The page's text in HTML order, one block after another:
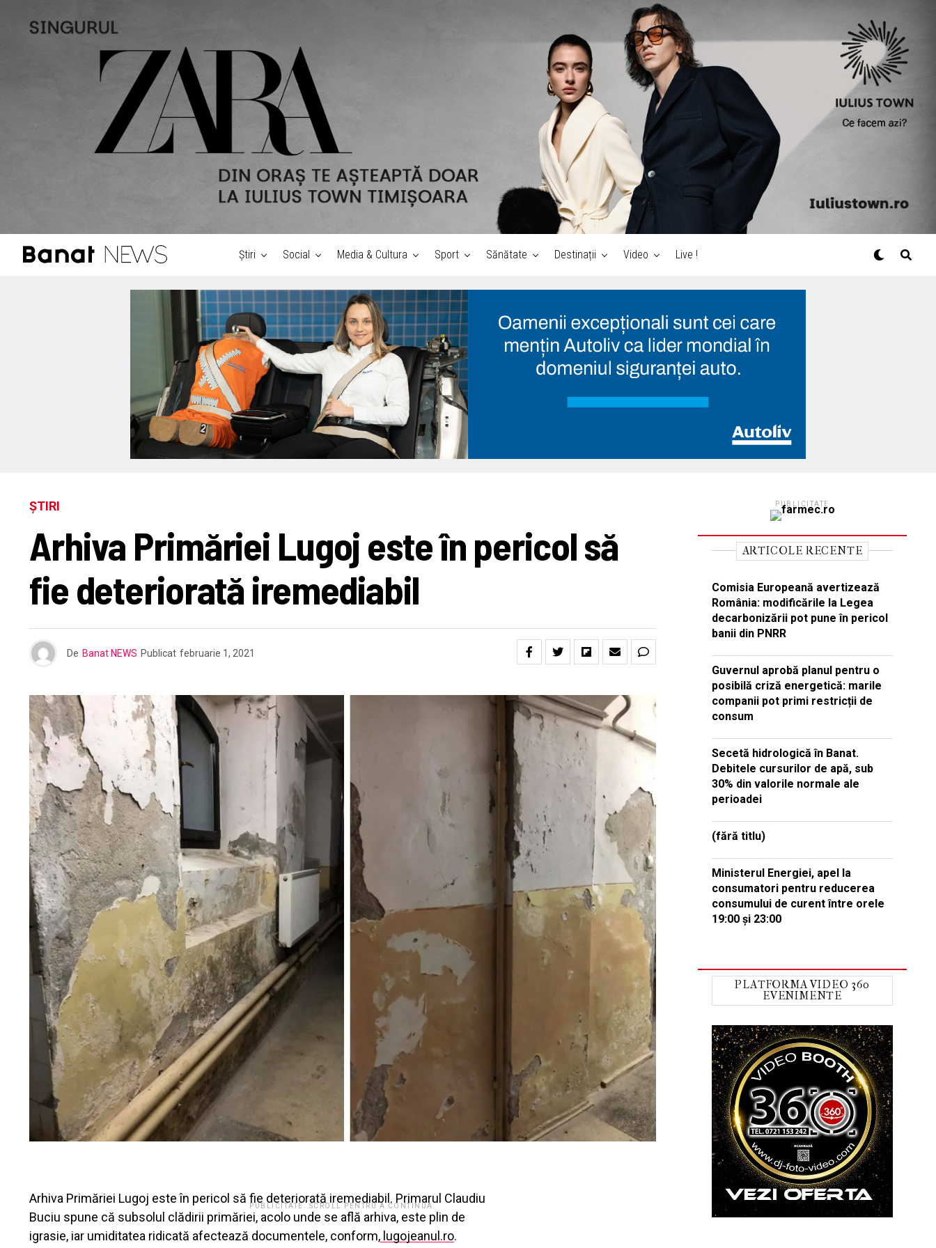
Știri Social Media & Cultura Sport Sănătate Destinații Video Live !
ȘTIRI
Arhiva Primăriei Lugoj este în pericol să
fie deteriorată iremediabil
De Banat NEWS Publicat februarie 1, 2021
Arhiva Primăriei Lugoj este în pericol să fie deteriorată iremediabil. Primarul Claudiu
Buciu spune că subsolul clădirii primăriei, acolo unde se află arhiva, este plin de
igrasie, iar umiditatea ridicată afectează documentele, conform, lugojeanul.ro.
PUBLICITATE. SCROLL PENTRU A CONTINUA.
PUBLICITATE
ARTICOLE RECENTE
Comisia Europeană avertizează
România: modificările la Legea
decarbonizării pot pune în pericol
banii din PNRR
Guvernul aprobă planul pentru o
posibilă criză energetică: marile
companii pot primi restricții de
consum
Secetă hidrologică în Banat.
Debitele cursurilor de apă, sub
30% din valorile normale ale
perioadei
(fără titlu)
Ministerul Energiei, apel la
consumatori pentru reducerea
consumului de curent între orele
19:00 și 23:00
PLATFORMA VIDEO 360
EVENIMENTE